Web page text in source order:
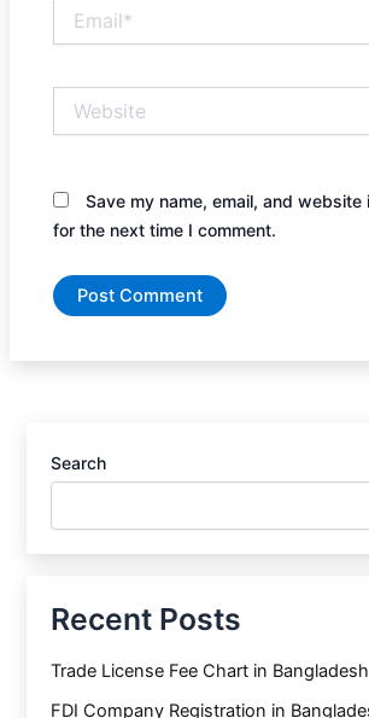
Save my name, email, and
for the next time I comment.
Search
Recent Posts
Trade License Fee Chart in
FDI Company Registration in